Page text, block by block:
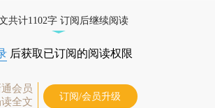
共计1102字 订阅后继续阅读
后获取已订阅的阅读权限
会员
全文
订阅/会员升级